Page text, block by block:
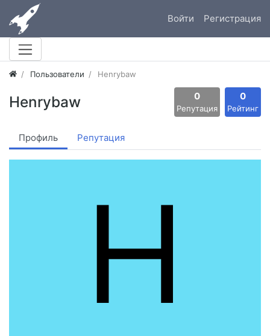
Войти Регистрация
Пользователи Henrybaw
Henrybaw 0
Репутация
0
Рейтинг
Профиль Репутация
H